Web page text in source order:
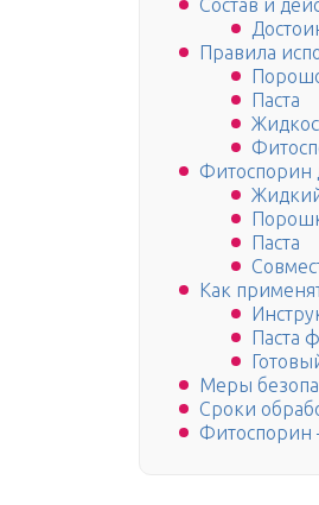
Состав и
Правила
Паста
Фитоспорин
Паста
Как
Паста
Меры
Сроки
Фитоспорин